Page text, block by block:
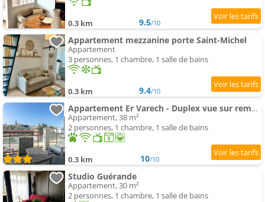
0.3 km 9.5/10
Appartement mezzanine porte Saint-Michel
Appartement
3 personnes, 1 chambre, 1 salle de bains
0.3 km 9.4/10
Appartement Er Varech - Duplex vue sur remparts
Appartement, 38 m²
2 personnes, 1 chambre, 1 salle de bains
0.3 km 10/10
Studio Guérande
Appartement, 30 m²
2 personnes, 1 chambre, 1 salle de bains